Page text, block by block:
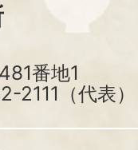
番地1
2111（代表）